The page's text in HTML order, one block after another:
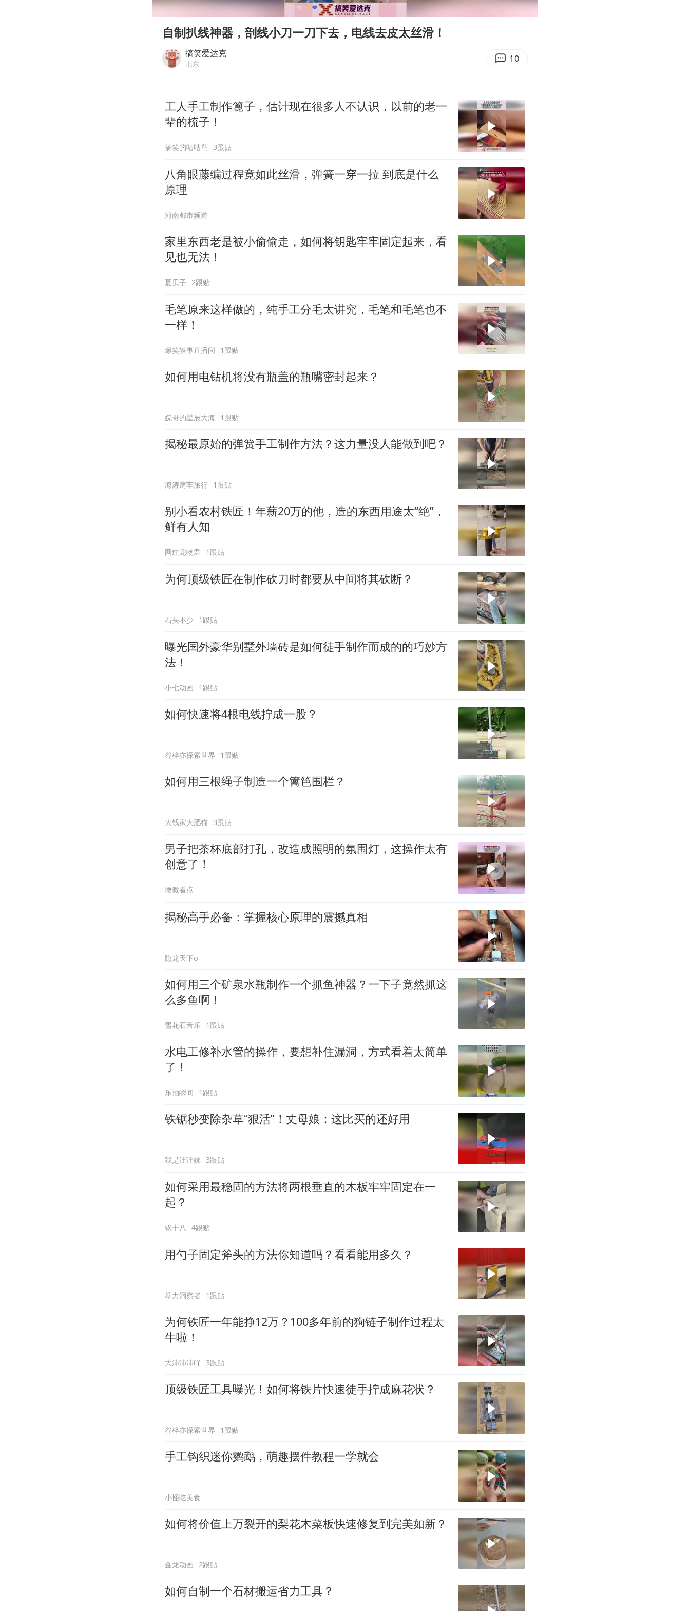
首次证实！“胶球”存在
感觉全东北都在等7号
00:00 00:11
自制扒线神器，剖线小刀一刀下去，电线去皮太丝滑！
搞笑爱达克
山东 10
工人手工制作篦子，估计现在很多人不认识，以前的老一
辈的梳子！
搞笑的咕咕鸟 3跟贴
八角眼藤编过程竟如此丝滑，弹簧一穿一拉 到底是什么
原理
河南都市频道
家里东西老是被小偷偷走，如何将钥匙牢牢固定起来，看
见也无法！
夏贝子 2跟贴
毛笔原来这样做的，纯手工分毛太讲究，毛笔和毛笔也不
一样！
爆笑轶事直播间 1跟贴
如何用电钻机将没有瓶盖的瓶嘴密封起来？
皖哥的星辰大海 1跟贴
揭秘最原始的弹簧手工制作方法？这力量没人能做到吧？
海涛房车旅行 1跟贴
别小看农村铁匠！年薪20万的他，造的东西用途太“绝”，
鲜有人知
网红宠物君 1跟贴
为何顶级铁匠在制作砍刀时都要从中间将其砍断？
石头不少 1跟贴
曝光国外豪华别墅外墙砖是如何徒手制作而成的的巧妙方
法！
小七动画 1跟贴
如何快速将4根电线拧成一股？
谷梓亦探索世界 1跟贴
如何用三根绳子制造一个篱笆围栏？
大钱家大肥猫 3跟贴
男子把茶杯底部打孔，改造成照明的氛围灯，这操作太有
创意了！
微微看点
揭秘高手必备：掌握核心原理的震撼真相
隐龙天下o
如何用三个矿泉水瓶制作一个抓鱼神器？一下子竟然抓这
么多鱼啊！
雪花石音乐 1跟贴
水电工修补水管的操作，要想补住漏洞，方式看着太简单
了！
乐拍瞬间 1跟贴
铁锯秒变除杂草“狠活”！丈母娘：这比买的还好用
我是汪汪妹 3跟贴
如何采用最稳固的方法将两根垂直的木板牢牢固定在一
起？
锅十八 4跟贴
用勺子固定斧头的方法你知道吗？看看能用多久？
拳力洞察者 1跟贴
为何铁匠一年能挣12万？100多年前的狗链子制作过程太
牛啦！
大沛沛沛吖 3跟贴
顶级铁匠工具曝光！如何将铁片快速徒手拧成麻花状？
谷梓亦探索世界 1跟贴
手工钩织迷你鹦鹉，萌趣摆件教程一学就会
小怪吃美食
如何将价值上万裂开的梨花木菜板快速修复到完美如新？
金龙动画 2跟贴
如何自制一个石材搬运省力工具？